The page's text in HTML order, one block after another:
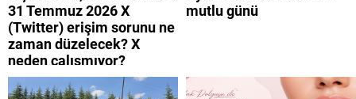
31 Temmuz 2026 X
(Twitter) erişim sorunu ne
zaman düzelecek? X
neden çalışmıyor?
mutlu günü